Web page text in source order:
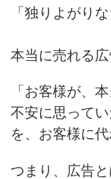
「独りよがり
本当に売れる広
「お客様が、
不安に思って
を、お客様に
つまり、広告